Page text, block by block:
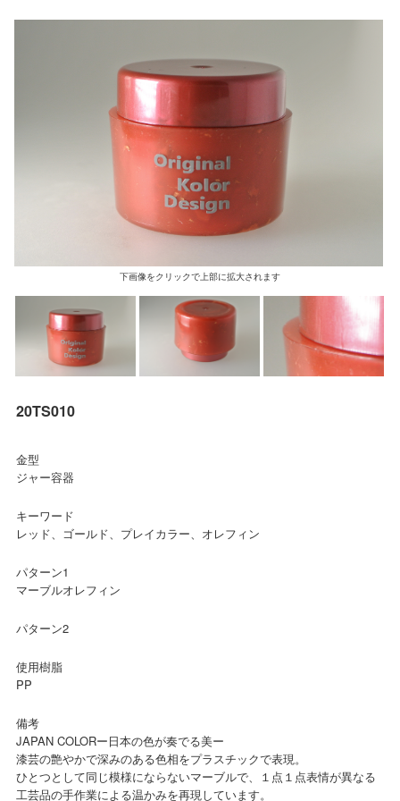
下画像をクリックで上部に拡大されます
20TS010
金型
ジャー容器
キーワード
レッド、ゴールド、プレイカラー、オレフィン
パターン1
マーブルオレフィン
パターン2
使用樹脂
PP
備考
JAPAN COLORー日本の色が奏でる美ー
漆芸の艶やかで深みのある色相をプラスチックで表現。
ひとつとして同じ模様にならないマーブルで、１点１点表情が異なる
工芸品の手作業による温かみを再現しています。